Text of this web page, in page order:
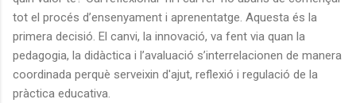
tot el procés d’ensenyament i aprenentatge. Aquesta és la
primera decisió. El canvi, la innovació, va fent via quan la
pedagogia, la didàctica i l’avaluació s’interrelacionen de manera
coordinada perquè serveixin d'ajut, reflexió i regulació de la
pràctica educativa.